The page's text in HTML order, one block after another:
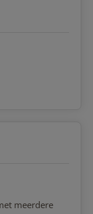
meerdere